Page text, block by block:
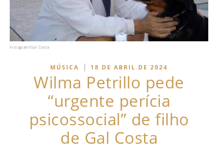
Instagram/Gal Costa
MÚSICA | 18 DE ABRIL DE 2024
Wilma Petrillo pede
“urgente perícia
psicossocial” de filho
de Gal Costa